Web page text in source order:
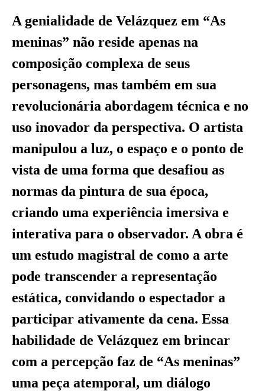
A genialidade de Velázquez em “As
meninas” não reside apenas na
composição complexa de seus
personagens, mas também em sua
revolucionária abordagem técnica e no
uso inovador da perspectiva. O artista
manipulou a luz, o espaço e o ponto de
vista de uma forma que desafiou as
normas da pintura de sua época,
criando uma experiência imersiva e
interativa para o observador. A obra é
um estudo magistral de como a arte
pode transcender a representação
estática, convidando o espectador a
participar ativamente da cena. Essa
habilidade de Velázquez em brincar
com a percepção faz de “As meninas”
uma peça atemporal, um diálogo